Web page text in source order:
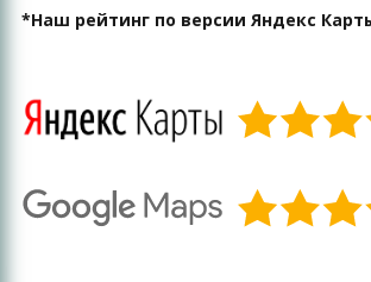
*Наш рейтинг по версии Яндекс